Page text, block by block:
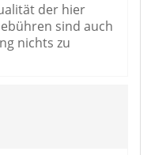
der hier
sind auch
nichts zu